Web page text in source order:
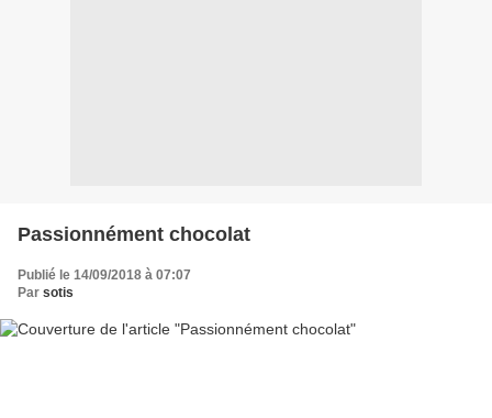
Passionnément chocolat
Publié le 14/09/2018 à 07:07
Par sotis